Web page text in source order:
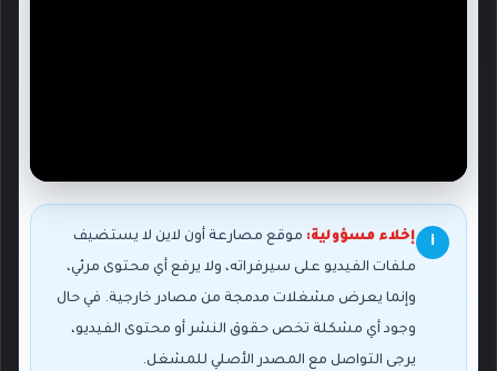
i إخلاء مسؤولية: موقع مصارعة أون لاين لا يستضيف
ملفات الفيديو على سيرفراته، ولا يرفع أي محتوى مرئي،
وإنما يعرض مشغلات مدمجة من مصادر خارجية. في حال
وجود أي مشكلة تخص حقوق النشر أو محتوى الفيديو،
يرجى التواصل مع المصدر الأصلي للمشغل.